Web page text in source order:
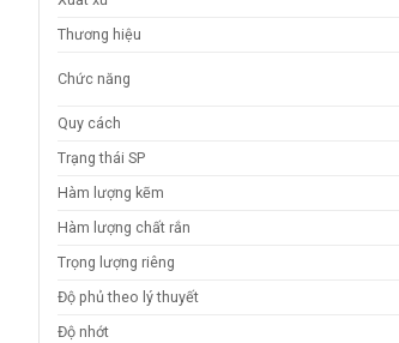
Thương hiệu
Chức năng
Quy cách
Trạng thái SP
Hàm lượng kẽm
Hàm lượng chất rắn
Trọng lượng riêng
Độ phủ theo lý thuyết
Độ nhớt